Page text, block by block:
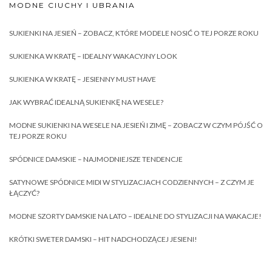
MODNE CIUCHY I UBRANIA
SUKIENKI NA JESIEŃ – ZOBACZ, KTÓRE MODELE NOSIĆ O TEJ PORZE ROKU
SUKIENKA W KRATĘ – IDEALNY WAKACYJNY LOOK
SUKIENKA W KRATĘ – JESIENNY MUST HAVE
JAK WYBRAĆ IDEALNĄ SUKIENKĘ NA WESELE?
MODNE SUKIENKI NA WESELE NA JESIEŃ I ZIMĘ – ZOBACZ W CZYM PÓJŚĆ O
TEJ PORZE ROKU
SPÓDNICE DAMSKIE – NAJMODNIEJSZE TENDENCJE
SATYNOWE SPÓDNICE MIDI W STYLIZACJACH CODZIENNYCH – Z CZYM JE
ŁĄCZYĆ?
MODNE SZORTY DAMSKIE NA LATO – IDEALNE DO STYLIZACJI NA WAKACJE!
KRÓTKI SWETER DAMSKI – HIT NADCHODZĄCEJ JESIENI!